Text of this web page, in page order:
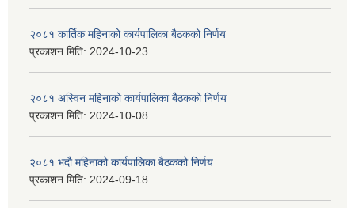
२०८१ कार्तिक महिनाको कार्यपालिका बैठकको निर्णय
प्रकाशन मिति: 2024-10-23
२०८१ अस्विन महिनाको कार्यपालिका बैठकको निर्णय
प्रकाशन मिति: 2024-10-08
२०८१ भदौ महिनाको कार्यपालिका बैठकको निर्णय
प्रकाशन मिति: 2024-09-18